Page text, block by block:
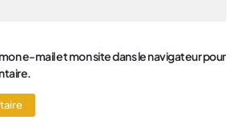
e-mail et mon site dans le navigateur pour